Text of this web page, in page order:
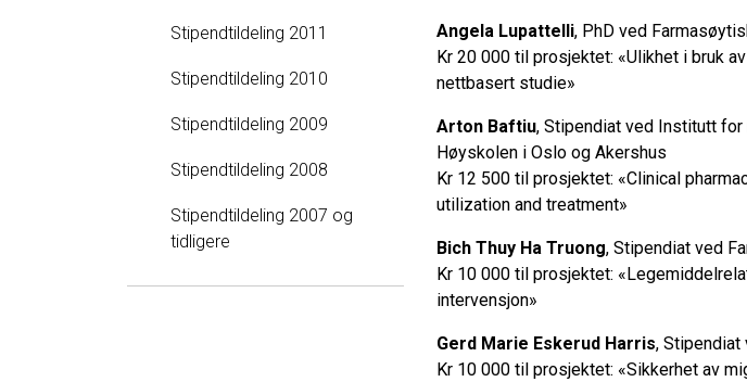
Stipendtildeling 2011
Stipendtildeling 2010
Stipendtildeling 2009
Stipendtildeling 2008
Stipendtildeling 2007 og
tidligere
Angela Lupattelli, PhD ved
Kr 20 000 til prosjektet: «Ulikhet i bruk
nettbasert studie»
Arton Baftiu, Stipendiat ved Institutt
Høyskolen i Oslo og Akershus
Kr 12 500 til prosjektet: «Clinical
utilization and treatment»
Bich Thuy Ha Truong, Stipendiat ved
Kr 10 000 til prosjektet:
intervensjon»
Gerd Marie Eskerud Harris,
Kr 10 000 til prosjektet: «Sikkerhet av